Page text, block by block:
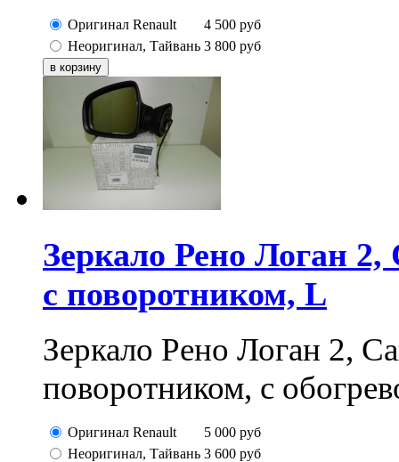
Оригинал Renault 4 500 руб
Неоригинал, Тайвань 3 800 руб
Зеркало Рено Логан 2,
с поворотником, L
Зеркало Рено Логан 2,
поворотником, с
Оригинал Renault 5 000 руб
Неоригинал, Тайвань 3 600 руб